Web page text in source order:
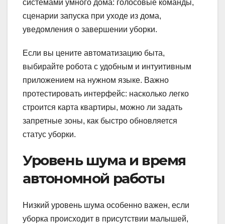
системами умного дома: голосовые команды,
сценарии запуска при уходе из дома,
уведомления о завершении уборки.
Если вы цените автоматизацию быта,
выбирайте робота с удобным и интуитивным
приложением на нужном языке. Важно
протестировать интерфейс: насколько легко
строится карта квартиры, можно ли задать
запретные зоны, как быстро обновляется
статус уборки.
Уровень шума и время
автономной работы
Низкий уровень шума особенно важен, если
уборка происходит в присутствии малышей,